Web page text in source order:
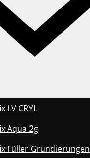
LV CRYL
Aqua 2g
Füller Grundierungen